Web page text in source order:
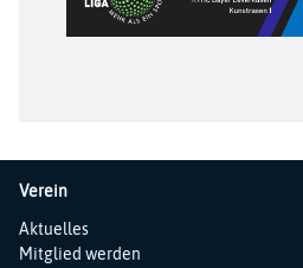
Verein
Navigation
überspringen
Aktuelles
Mitglied werden